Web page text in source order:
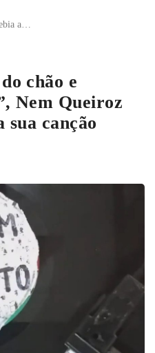
a…
chão e
Nem Queiroz
sua canção